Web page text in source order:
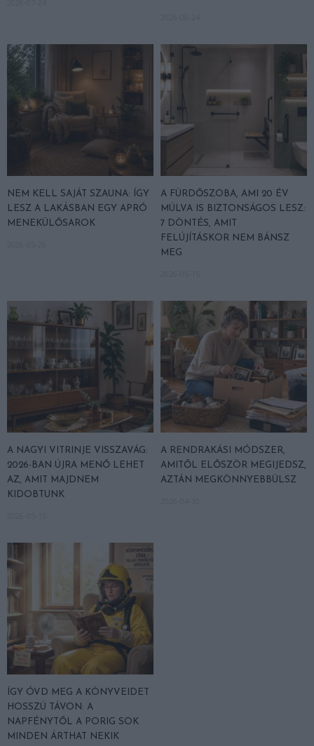
NEM KELL SAJÁT SZAUNA: ÍGY
LESZ A LAKÁSBAN EGY APRÓ
MENEKÜLŐSAROK
A FÜRDŐSZOBA, AMI 20 ÉV
MÚLVA IS BIZTONSÁGOS LESZ:
7 DÖNTÉS, AMIT
FELÚJÍTÁSKOR NEM BÁNSZ
MEG
A NAGYI VITRINJE VISSZAVÁG:
2026-BAN ÚJRA MENŐ LEHET
AZ, AMIT MAJDNEM
KIDOBTUNK
A RENDRAKÁSI MÓDSZER,
AMITŐL ELŐSZÖR MEGIJEDSZ,
AZTÁN MEGKÖNNYEBBÜLSZ
ÍGY ÓVD MEG A KÖNYVEIDET
HOSSZÚ TÁVON: A
NAPFÉNYTŐL A PORIG SOK
MINDEN ÁRTHAT NEKIK